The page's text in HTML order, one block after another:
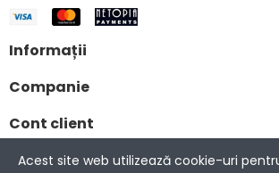
Informații
Companie
Cont client
Acest site web utilizează cookie-uri